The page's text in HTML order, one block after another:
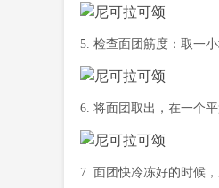
5. 检查面团筋度：取一
6. 将面团取出，在一个
7. 面团快冷冻好的时候